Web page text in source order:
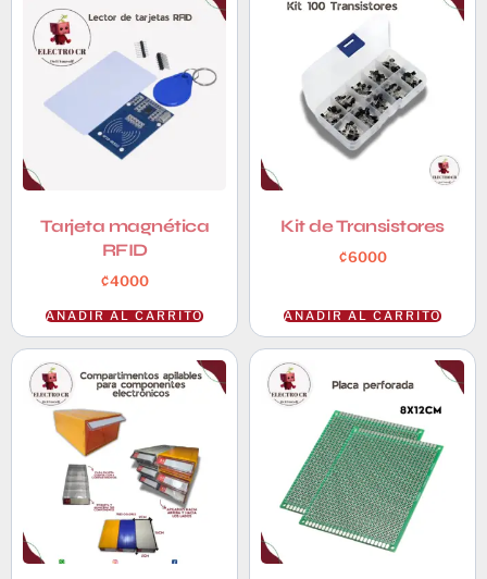
Tarjeta magnética
RFID
₡4000
AÑADIR AL CARRITO
Kit de Transistores
₡6000
AÑADIR AL CARRITO